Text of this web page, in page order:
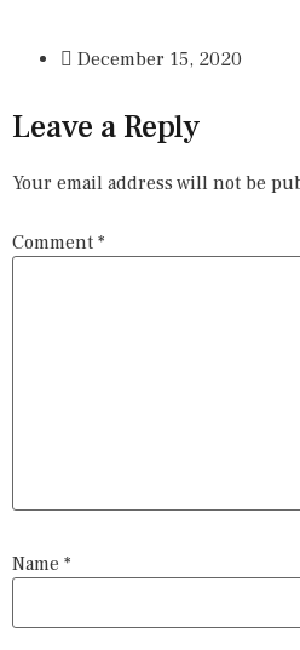
December 15, 2020
Leave a Reply
Your email address will not be
Comment *
Name *